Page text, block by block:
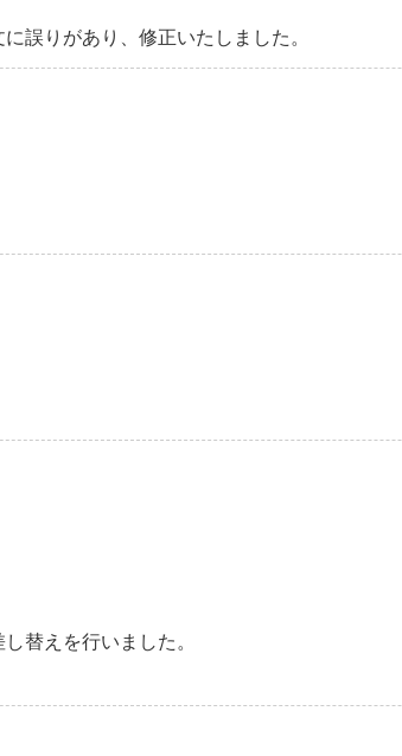
誤りがあり、修正いたしました。
替えを行いました。